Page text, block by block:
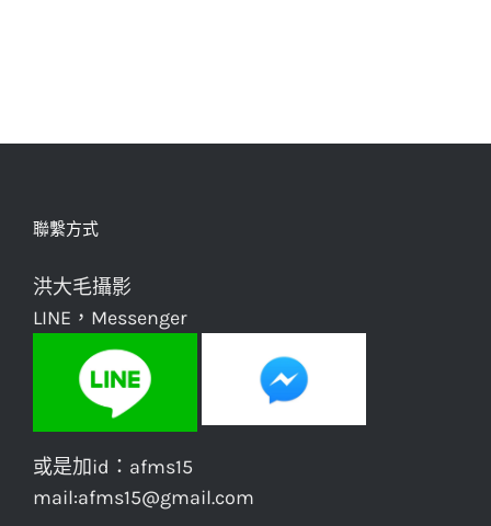
聯繫方式
洪大毛攝影
LINE，Messenger
或是加id：afms15
mail:afms15@gmail.com